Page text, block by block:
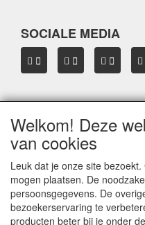
SOCIALE MEDIA
OVER
Dakkoffer verhuur
Verkoop dakkoffers en
Onze merken
Herroepingslink aanvragen
Welkom! Deze
van cookies
Leuk dat je onze site
mogen plaatsen. De
persoonsgegevens. De
bezoekerservaring te
producten beter bij je onder